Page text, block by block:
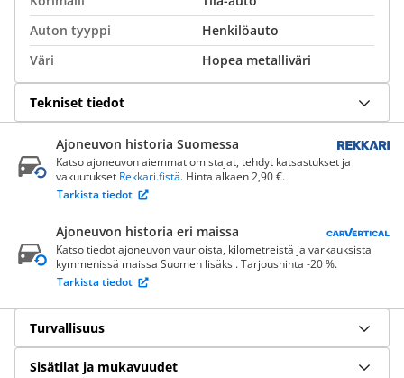
Auton tyyppi
Henkilöauto
Väri
Hopea metalliväri
Tekniset tiedot
Ajoneuvon historia Suomessa
Katso ajoneuvon aiemmat omistajat, tehdyt katsastukset ja
vakuutukset Rekkari.fistä. Hinta alkaen 2,90 €.
Tarkista tiedot
Ajoneuvon historia eri maissa
Katso tiedot ajoneuvon vaurioista, kilometreistä ja varkauksista
kymmenissä maissa Suomen lisäksi. Tarjoushinta -20 %.
Tarkista tiedot
Turvallisuus
Sisätilat ja mukavuudet